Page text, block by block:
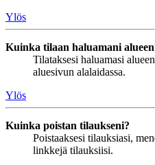
Ylös
Kuinka tilaan haluamani
Tilataksesi haluamasi
aluesivun alalaidassa.
Ylös
Kuinka poistan tilaukseni?
Poistaaksesi tilauksiasi,
linkkejä tilauksiisi.